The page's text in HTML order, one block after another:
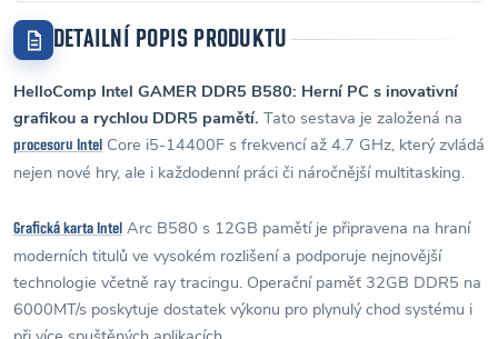
DETAILNÍ POPIS PRODUKTU
HelloComp Intel GAMER DDR5 B580: Herní PC s inovativní
grafikou a rychlou DDR5 pamětí. Tato sestava je založená na
procesoru Intel Core i5-14400F s frekvencí až 4.7 GHz, který zvládá
nejen nové hry, ale i každodenní práci či náročnější multitasking.
Grafická karta Intel Arc B580 s 12GB pamětí je připravena na hraní
moderních titulů ve vysokém rozlišení a podporuje nejnovější
technologie včetně ray tracingu. Operační paměť 32GB DDR5 na
6000MT/s poskytuje dostatek výkonu pro plynulý chod systému i